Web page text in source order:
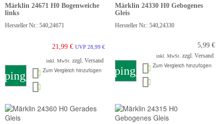
Märklin 24671 H0 Bogenweiche
links
Hersteller Nr.: 540,24671
21,99 € UVP 28,99 €
inkl. MwSt. zzgl. Versand
Zum Vergleich hinzufügen
Märklin 24330 H0 Gebogenes
Gleis
Hersteller Nr.: 540,24330
5,99 €
inkl. MwSt. zzgl. Versand
shopping_cartZum Vergleich hinzufügen